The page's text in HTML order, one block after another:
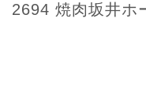
2694 焼肉坂井ホ